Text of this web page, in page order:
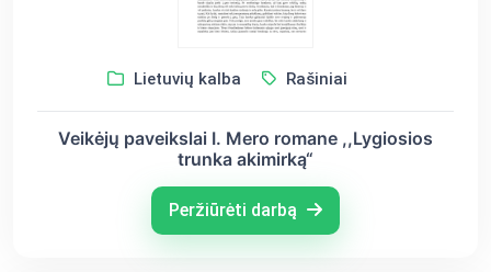
Lietuvių kalba Rašiniai
Veikėjų paveikslai I. Mero romane ,,Lygiosios
trunka akimirką“
Peržiūrėti darbą